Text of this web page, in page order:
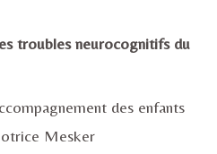
troubles neurocognitifs du
des enfants
Mesker